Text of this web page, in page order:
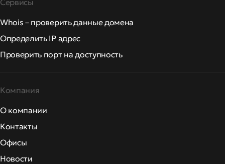
Сервисы
Whois – проверить данные домена
Определить IP адрес
Проверить порт на доступность
Компания
О компании
Контакты
Офисы
Новости